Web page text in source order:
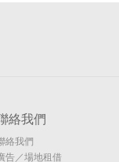
絡我們
絡我們
告／場地租借